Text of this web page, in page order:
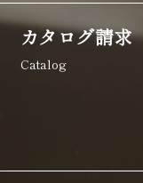
カタログ請求
カタログ請求
Catalog